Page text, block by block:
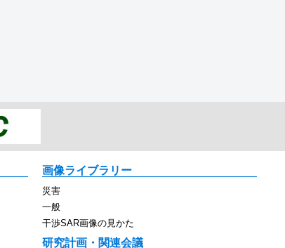
画像ライブラリー
災害
一般
干渉SAR画像の見かた
研究計画・関連会議